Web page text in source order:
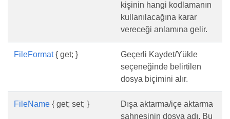
kişinin hangi kodlamanın
kullanılacağına karar
vereceği anlamına gelir.
FileFormat{ get; }
Geçerli Kaydet/Yükle
seçeneğinde belirtilen
dosya biçimini alır.
FileName { get; set; }
Dışa aktarma/içe aktarma
sahnesinin dosya adı. Bu